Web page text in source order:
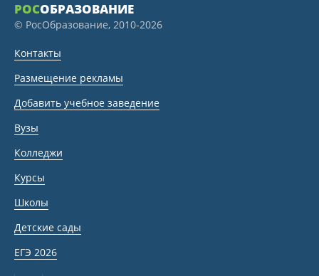
РОСОБРАЗОВАНИЕ
© РосОбразование, 2010-2026
Контакты
Размещение рекламы
Добавить учебное заведение
Вузы
Колледжи
Курсы
Школы
Детские сады
ЕГЭ 2026